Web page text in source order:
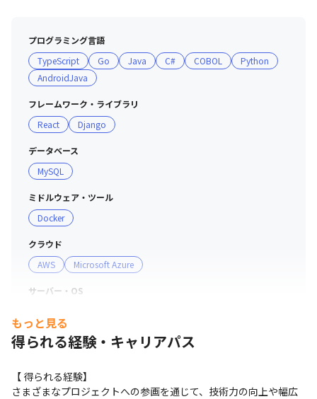
プログラミング言語
TypeScript
Go Java C# COBOL
Python
AndroidJava
フレームワーク・ライブラリ
React
Django
データベース
MySQL
ミドルウェア・ツール
Docker
クラウド
AWS
Microsoft Azure
サーバー・OS
もっと見る
得られる経験・キャリアパス
【 得られる経験】
さまざまなプロジェクトへの参画を通じて、技術力の向上や幅広